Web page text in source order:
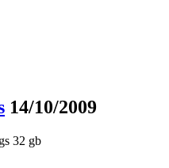
14/10/2009
32 gb